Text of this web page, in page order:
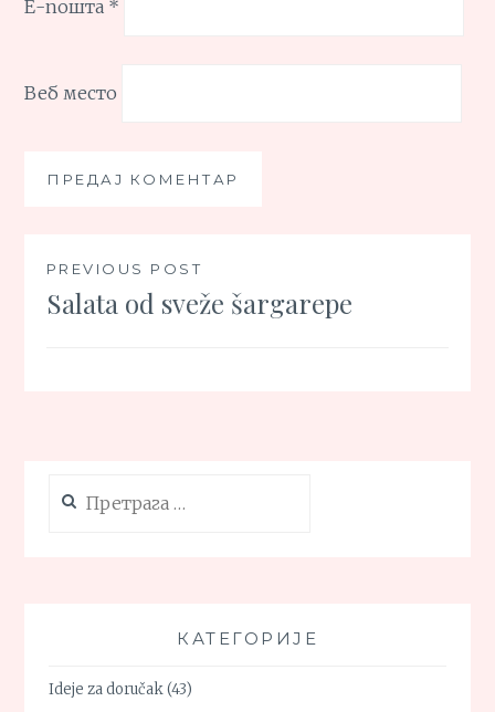
Е-пошта *
Веб место
Кретање
чланка
PREVIOUS POST
Salata od sveže šargarepe
за:
КАТЕГОРИЈЕ
Ideje za doručak(43)